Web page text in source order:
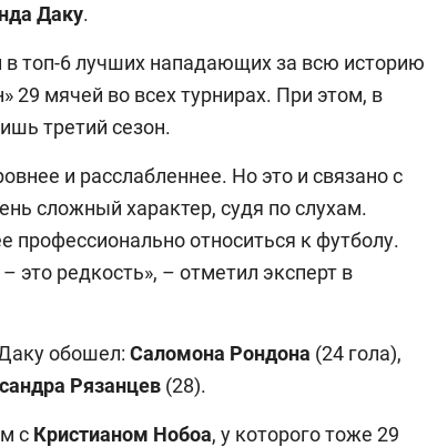
Даку.
топ-6 лучших нападающих за всю историю
29 мячей во всех турнирах. При этом, в
третий сезон.
и расслабленнее. Но это и связано с
сложный характер, судя по слухам.
профессионально относиться к футболу.
это редкость», – отметил эксперт в
обошел: Саломона Рондона (24 гола),
Рязанцев (28).
с Кристианом Нобоа, у которого тоже 29